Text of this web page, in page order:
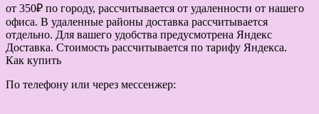
от 350₽ по городу, рассчитывается от удаленности от нашего
офиса. В удаленные районы доставка рассчитывается
отдельно. Для вашего удобства предусмотрена Яндекс
Доставка. Стоимость рассчитывается по тарифу Яндекса.
Как купить
По телефону или через мессенжер: